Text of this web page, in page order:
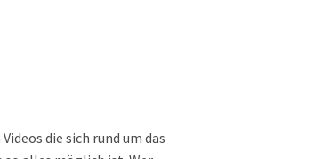
die sich rund um das